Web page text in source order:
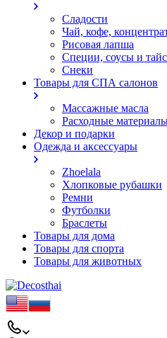
Сладости
Чай, кофе,
Рисовая лапша
Специи, соусы и
Снеки
Товары для СПА салонов
Массажные масла
Расходные
Декор и подарки
Одежда и аксессуары
Zhoelala
Хлопковые рубашки
Ремни
Футболки
Браслеты
Товары для дома
Товары для спорта
Товары для животных